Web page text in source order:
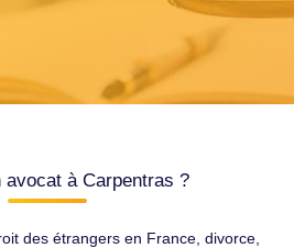
avocat à Carpentras ?
des étrangers en France, divorce,